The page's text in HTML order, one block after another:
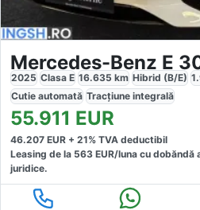
2025 Clasa E 16.635 km Hibrid (B/E)
Cutie automată Tracțiune integrală
55.911 EUR
46.207 EUR + 21% TVA deductibil
Leasing de la 563 EUR/luna cu dobăndă
juridice.